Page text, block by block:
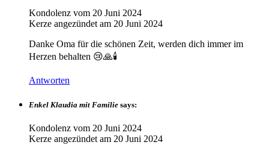
Kondolenz vom 20 Juni 2024
Kerze angezündet am 20 Juni 2024
Danke Oma für die schönen Zeit, werden dich immer im
Herzen behalten 😢🙏🕯
Antworten
Enkel Klaudia mit Familie says:
Kondolenz vom 20 Juni 2024
Kerze angezündet am 20 Juni 2024